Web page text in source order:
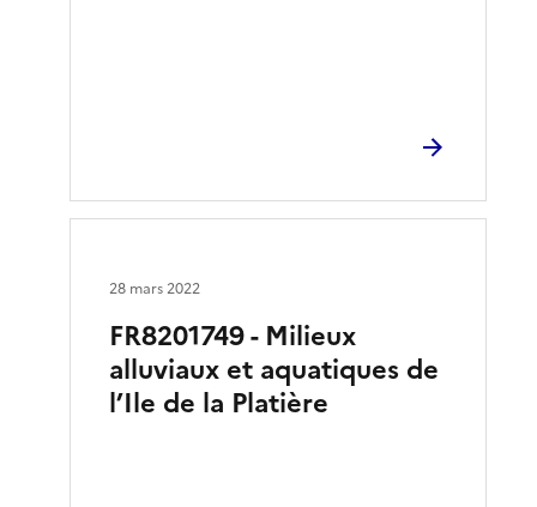
FR8201749 - Milieux
alluviaux et aquatiques de
l’Ile de la Platière
28 mars 2022